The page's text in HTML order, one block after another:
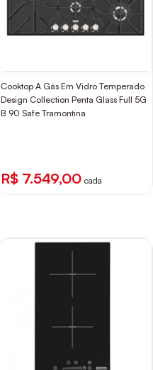
Cooktop A Gás Em Vidro Temperado
Design Collection Penta Glass Full 5G
B 90 Safe Tramontina
R$ 7.549,00 cada